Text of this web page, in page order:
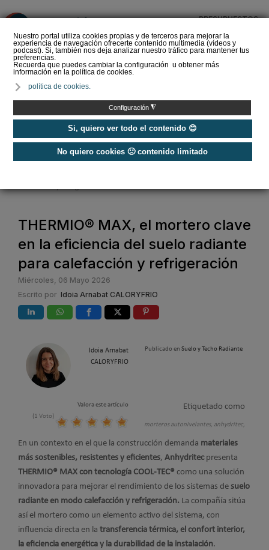
Nuestro portal utiliza cookies propias y de terceros para mejorar la
experiencia de navegación ofrecerte contenido multimedia (vídeos y
podcast). Si, también nos deja analizar nuestro tráfico para mantener tus
preferencias.
Recuerda que puedes cambiar la configuración u obtener más
información en la política de cookies.
política de cookies.
Configuración ◮
Si, quiero ver todo el contenido 😊
No quiero cookies 🙁 contenido limitado
PRESUPUESTOS
embajadores 2026: los
superhéroes de las in…
Calefacción / Suelo y techo radiante
/
THERMIO® MAX, el mortero clave
en la eficiencia del suelo radiante
para calefacción y refrigeración
Miércoles, 06 Mayo 2026
Escrito por Idoia Arnabat CALORYFRIO
Idoia Arnabat
CALORYFRIO
Publicado en Suelo y Techo Radiante
Valora este artículo
(1 Voto)
Etiquetado como
morteros autonivelantes, anhydritec,
En un contexto en el que la construcción demanda materiales
más sostenibles, resistentes y eficientes, Anhydritecpresenta
THERMIO® MAX con tecnología COOL-TEC® como una solución
innovadora para mejorar el rendimiento de los sistemas de suelo
radiante en modo calefacción y refrigeración. La compañía sitúa
así el mortero como un elemento activo del sistema, con
influencia directa en la transferencia térmica, el confort interior,
la eficiencia energética y la durabilidad de la instalación.